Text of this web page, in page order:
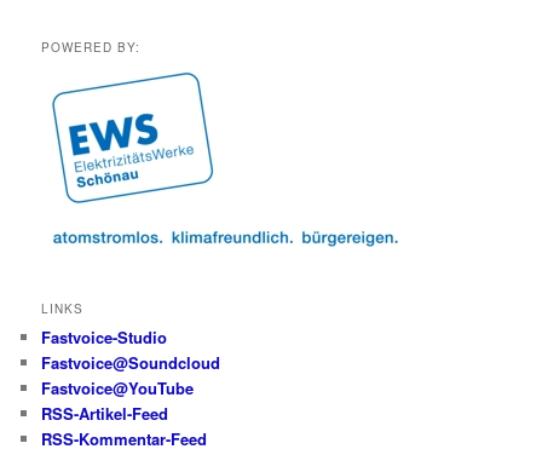
POWERED BY:
LINKS
Fastvoice-Studio
Fastvoice@Soundcloud
Fastvoice@YouTube
RSS-Artikel-Feed
RSS-Kommentar-Feed